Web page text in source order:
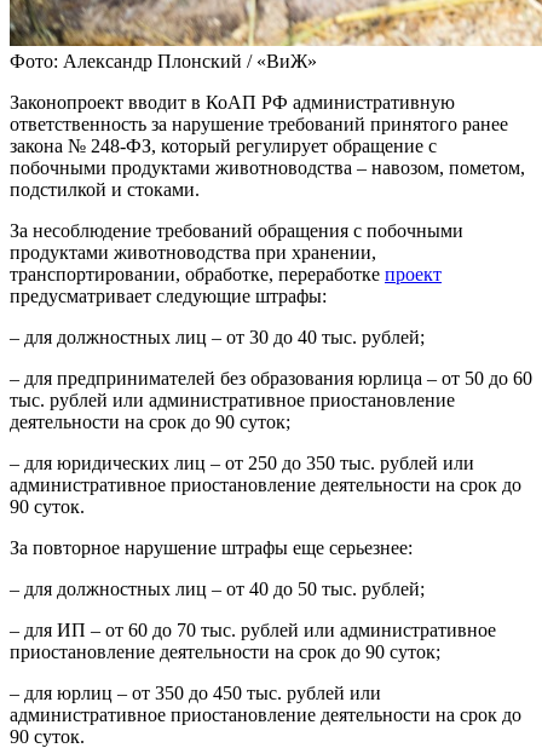
Фото: Александр Плонский / «ВиЖ»
Законопроект вводит в КоАП РФ административную
ответственность за нарушение требований принятого ранее
закона № 248-ФЗ, который регулирует обращение с
побочными продуктами животноводства – навозом, пометом,
подстилкой и стоками.
За несоблюдение требований обращения с побочными
продуктами животноводства при хранении,
транспортировании, обработке, переработке проект
предусматривает следующие штрафы:
– для должностных лиц – от 30 до 40 тыс. рублей;
– для предпринимателей без образования юрлица – от 50 до 60
тыс. рублей или административное приостановление
деятельности на срок до 90 суток;
– для юридических лиц – от 250 до 350 тыс. рублей или
административное приостановление деятельности на срок до
90 суток.
За повторное нарушение штрафы еще серьезнее:
– для должностных лиц – от 40 до 50 тыс. рублей;
– для ИП – от 60 до 70 тыс. рублей или административное
приостановление деятельности на срок до 90 суток;
– для юрлиц – от 350 до 450 тыс. рублей или
административное приостановление деятельности на срок до
90 суток.